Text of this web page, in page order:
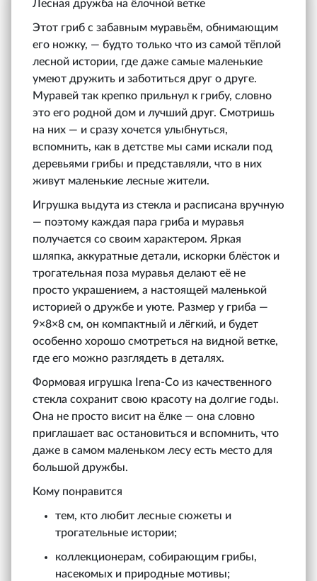
Лесная дружба на ёлочной ветке
Этот гриб с забавным муравьём, обнимающим
его ножку, — будто только что из самой тёплой
лесной истории, где даже самые маленькие
умеют дружить и заботиться друг о друге.
Муравей так крепко прильнул к грибу, словно
это его родной дом и лучший друг. Смотришь
на них — и сразу хочется улыбнуться,
вспомнить, как в детстве мы сами искали под
деревьями грибы и представляли, что в них
живут маленькие лесные жители.
Игрушка выдута из стекла и расписана вручную
— поэтому каждая пара гриба и муравья
получается со своим характером. Яркая
шляпка, аккуратные детали, искорки блёсток и
трогательная поза муравья делают её не
просто украшением, а настоящей маленькой
историей о дружбе и уюте. Размер у гриба —
9×8×8 см, он компактный и лёгкий, и будет
особенно хорошо смотреться на видной ветке,
где его можно разглядеть в деталях.
Формовая игрушка Irena‑Co из качественного
стекла сохранит свою красоту на долгие годы.
Она не просто висит на ёлке — она словно
приглашает вас остановиться и вспомнить, что
даже в самом маленьком лесу есть место для
большой дружбы.
Кому понравится
тем, кто любит лесные сюжеты и
трогательные истории;
коллекционерам, собирающим грибы,
насекомых и природные мотивы;